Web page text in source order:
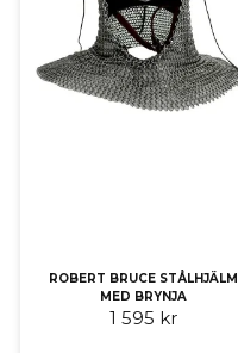
ROBERT BRUCE STÅLHJÄLM
MED BRYNJA
1 595 kr